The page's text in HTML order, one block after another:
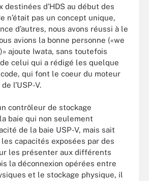
destinées d’HDS au début des
n’était pas un concept unique,
d’autres, nous avons réussi à le
avions la bonne personne («we
ajoute Iwata, sans toutefois
celui qui a rédigé les quelque
qui font le coeur du moteur
l’USP-V.
contrôleur de stockage
baie qui non seulement
de la baie USP-V, mais sait
capacités exposées par des
les présenter aux différents
la déconnexion opérées entre
et le stockage physique, il